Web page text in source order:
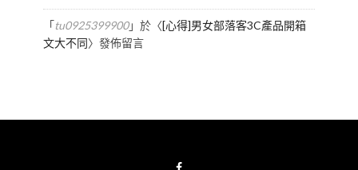
「tu0925399900」於〈[心得]男女部落客3C產品開箱
文大不同〉發佈留言